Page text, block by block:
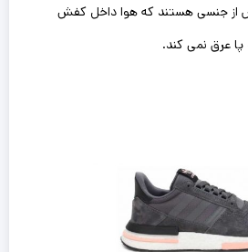
از جنسی هستند که هوا داخل کفش
پا عرق نمی کند.